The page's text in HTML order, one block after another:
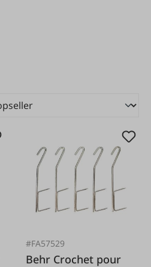
#FA57529
Behr Crochet pour